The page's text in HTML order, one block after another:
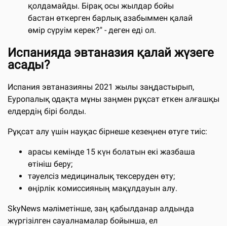
қолдамайды. Бірақ осы жылдар бойы
бастан өткерген барлық азабыммен қалай
өмір сүруім керек?" - деген еді ол.
Испанияда эвтаназия қалай жүзеге
асады?
Испания эвтаназияны 2021 жылы заңдастырып,
Еуропалық одақта мұны заңмен рұқсат еткен алғашқы
елдердің бірі болды.
Рұқсат алу үшін науқас бірнеше кезеңнен өтуге тиіс:
арасы кемінде 15 күн болатын екі жазбаша
өтініш беру;
тәуелсіз медициналық тексеруден өту;
өңірлік комиссияның мақұлдауын алу.
SkyNews мәліметінше, заң қабылданар алдында
жүргізілген сауалнамалар бойынша, ел